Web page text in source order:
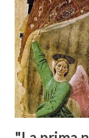
le eccellenze
mercato dove il
assistendo i
commerciali con
dell’evento,
conoscitore dei